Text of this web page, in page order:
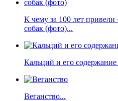
К чему за 100 лет
собак (фото)...
Кальций и его содержание
Веганство...